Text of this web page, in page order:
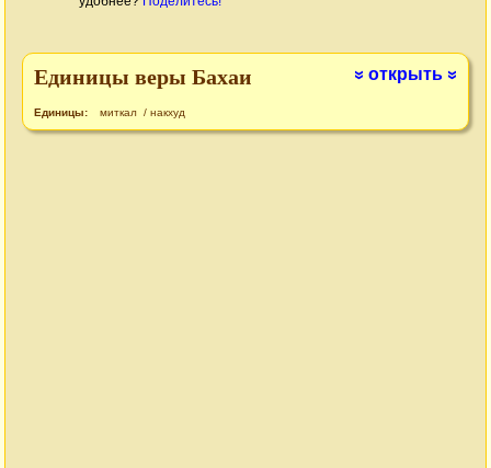
»открыть »
Единицы веры Бахаи
Единицы: миткал /накхуд